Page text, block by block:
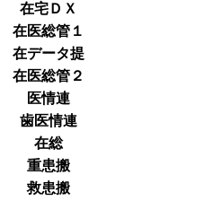
在宅ＤＸ
在医総管１
在データ提
在医総管２
医情連
歯医情連
在総
重患搬
救患搬